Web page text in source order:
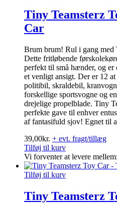
Tiny Teamsterz
Car
Brum brum! Rul i gang med
Dette fritløbende
perfekt til små hænder, og er
et venligt ansigt. Der er 12
politibil, skraldebil,
forskellige sportsvogne og
drejelige propelblade. Tiny
perfekte gave til enhver
af fantasifuld sjov! Egnet til
39,00kr. + evt. fragt/tillæg
Tilføj til kurv
Vi forventer at levere
Tilføj til kurv
Tiny Teamsterz